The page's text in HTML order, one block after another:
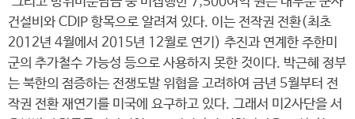
건설비와 CDIP 항목으로 알려져 있다. 이는 전작권 전환(최초
2012년 4월에서 2015년 12월로 연기) 추진과 연계한 주한미
군의 추가철수 가능성 등으로 사용하지 못한 것이다. 박근혜 정부
는 북한의 점증하는 전쟁도발 위협을 고려하여 금년 5월부터 전
작권 전환 재연기를 미국에 요구하고 있다. 그래서 미2사단을 서